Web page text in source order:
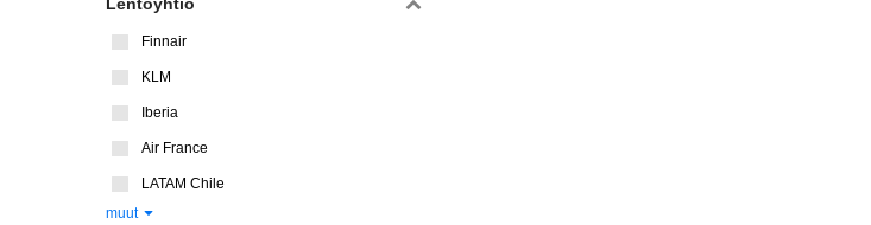
Finnair
KLM
Iberia
Air France
LATAM Chile
muut